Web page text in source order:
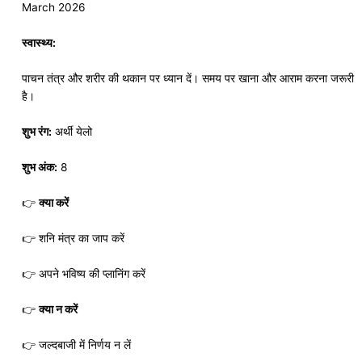
March 2026
स्वास्थ्य:
पाचन तंत्र और शरीर की थकान पर ध्यान दें। समय पर खाना और आराम करना जरूरी
है।
शुभ रंग: अर्थी येलो
शुभ अंक: 8
👉क्या करें
👉 शनि मंत्र का जाप करें
👉 अपने भविष्य की प्लानिंग करें
👉क्या न करें
👉 जल्दबाजी में निर्णय न लें